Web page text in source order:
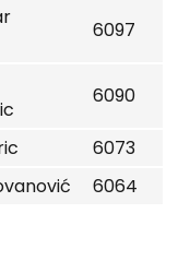
6097
6090
6073
6064